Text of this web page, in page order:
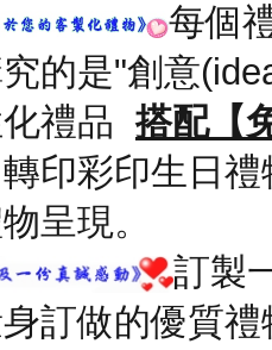
每個
的是"創意
化禮品搭配【
印彩印生日禮
呈現。
訂製
訂做的優質禮